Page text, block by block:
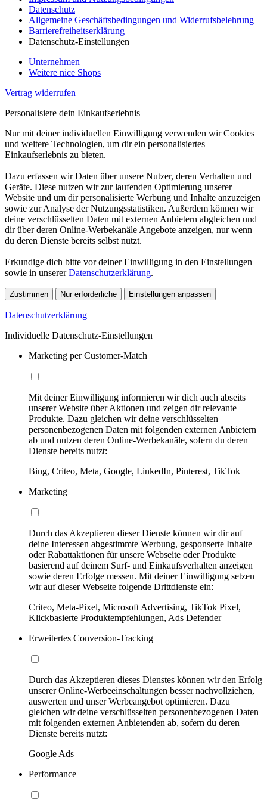
Datenschutz
Allgemeine Geschäftsbedingungen und Widerrufsbelehrung
Barrierefreiheitserklärung
Datenschutz-Einstellungen
Unternehmen
Weitere nice Shops
Vertrag widerrufen
Personalisiere dein Einkaufserlebnis
Nur mit deiner individuellen Einwilligung verwenden wir Cookies
und weitere Technologien, um dir ein personalisiertes
Einkaufserlebnis zu bieten.
Dazu erfassen wir Daten über unsere Nutzer, deren Verhalten und
Geräte. Diese nutzen wir zur laufenden Optimierung unserer
Website und um dir personalisierte Werbung und Inhalte anzuzeigen
sowie zur Analyse der Nutzungsstatistiken. Außerdem können wir
deine verschlüsselten Daten mit externen Anbietern abgleichen und
dir über deren Online-Werbekanäle Angebote anzeigen, nur wenn
du deren Dienste bereits selbst nutzt.
Erkundige dich bitte vor deiner Einwilligung in den Einstellungen
sowie in unsererDatenschutzerklärung.
Zustimmen Nur erforderliche Einstellungen anpassen
Datenschutzerklärung
Individuelle Datenschutz-Einstellungen
Marketing per Customer-Match
Mit deiner Einwilligung informieren wir dich auch abseits
unserer Website über Aktionen und zeigen dir relevante
Produkte. Dazu gleichen wir deine verschlüsselten
personenbezogenen Daten mit folgenden externen Anbietern
ab und nutzen deren Online-Werbekanäle, sofern du deren
Dienste bereits nutzt:
Bing, Criteo, Meta, Google, LinkedIn, Pinterest, TikTok
Marketing
Durch das Akzeptieren dieser Dienste können wir dir auf
deine Interessen abgestimmte Werbung, gesponserte Inhalte
oder Rabattaktionen für unsere Webseite oder Produkte
basierend auf deinem Surf- und Einkaufsverhalten anzeigen
sowie deren Erfolge messen. Mit deiner Einwilligung setzen
wir auf dieser Webseite folgende Drittdienste ein:
Criteo, Meta-Pixel, Microsoft Advertising, TikTok Pixel,
Klickbasierte Produktempfehlungen, Ads Defender
Erweitertes Conversion-Tracking
Durch das Akzeptieren dieses Dienstes können wir den Erfolg
unserer Online-Werbeeinschaltungen besser nachvollziehen,
auswerten und unser Werbeangebot optimieren. Dazu
gleichen wir deine verschlüsselten personenbezogenen Daten
mit folgenden externen Anbietenden ab, sofern du deren
Dienste bereits nutzt:
Google Ads
Performance